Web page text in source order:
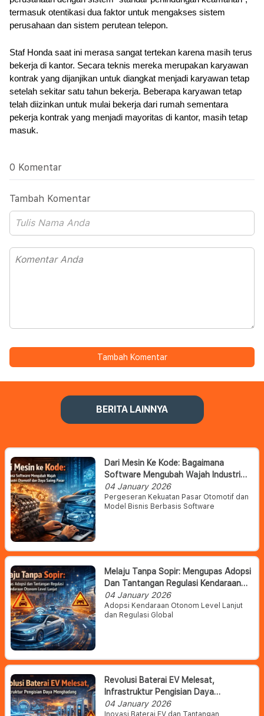
termasuk otentikasi dua faktor untuk mengakses sistem
perusahaan dan sistem perutean telepon.
Staf Honda saat ini merasa sangat tertekan karena masih terus
bekerja di kantor. Secara teknis mereka merupakan karyawan
kontrak yang dijanjikan untuk diangkat menjadi karyawan tetap
setelah sekitar satu tahun bekerja. Beberapa karyawan tetap
telah diizinkan untuk mulai bekerja dari rumah sementara
pekerja kontrak yang menjadi mayoritas di kantor, masih tetap
masuk.
0 Komentar
Tambah Komentar
Tambah Komentar
BERITA LAINNYA
Dari Mesin Ke Kode: Bagaimana
Software Mengubah Wajah Industri
Otomotif Dan Daya Saing Pasar
04 January 2026
Pergeseran Kekuatan Pasar Otomotif dan
Model Bisnis Berbasis Software
Melaju Tanpa Sopir: Mengupas Adopsi
Dan Tantangan Regulasi Kendaraan
Otonom Level Lanjut
04 January 2026
Adopsi Kendaraan Otonom Level Lanjut
dan Regulasi Global
Revolusi Baterai EV Melesat,
Infrastruktur Pengisian Daya
Menghadang
04 January 2026